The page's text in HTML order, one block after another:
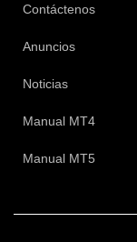
Contáctenos
Anuncios
Noticias
Manual MT4
Manual MT5